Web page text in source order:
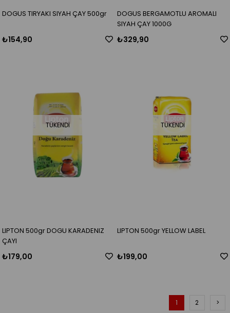
DOGUS TIRYAKI SIYAH ÇAY 500gr
₺154,90
DOGUS BERGAMOTLU AROMALI
SIYAH ÇAY 1000G
₺329,90
TÜKENDI
LIPTON 500gr DOGU KARADENIZ
ÇAYI
₺179,00
TÜKENDI
LIPTON 500gr YELLOW LABEL
₺199,00
1 2 >